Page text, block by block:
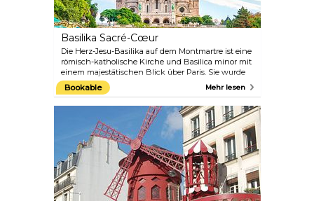
Basilika Sacré-Cœur
Die Herz-Jesu-Basilika auf dem Montmartre ist eine
römisch-katholische Kirche und Basilica minor mit
einem majestätischen Blick über Paris. Sie wurde
1914 eingeweiht, ist dem Heiligsten Herzen Jesu
gewidmet und beherbergt über 500 Statuen.
Aufgrund ihres Kultstatus wird sie regelmäßig in
Bookable Mehr lesen